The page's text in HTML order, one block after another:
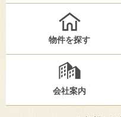
物件を探す
会社案内